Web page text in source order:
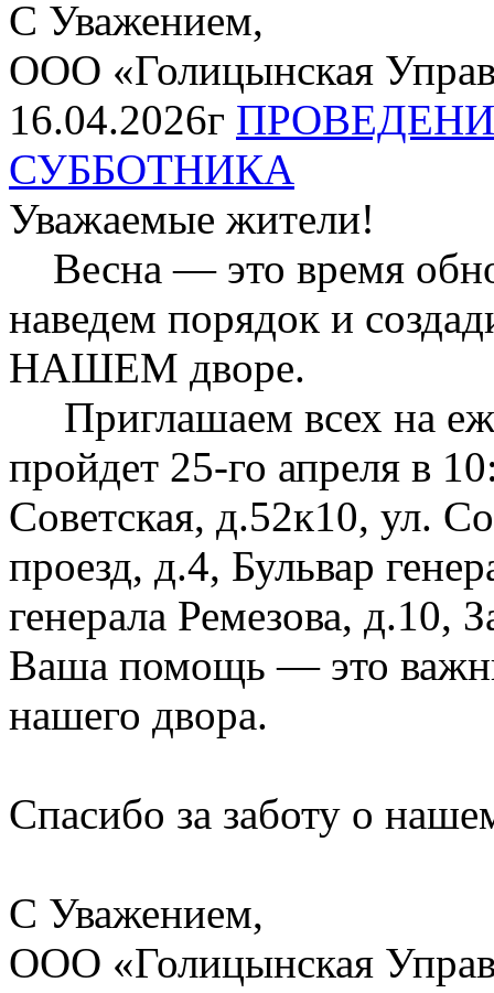
С Уважением,
ООО «Голицынская
16.04.2026г
СУББОТНИКА
Уважаемые жители!
Весна — это время
наведем порядок и
НАШЕМ дворе.
Приглашаем всех на
пройдет 25-го апреля в
Советская, д.52к10, ул.
проезд, д.4, Бульвар
генерала Ремезова, д.10,
Ваша помощь — это
нашего двора.
Спасибо за заботу о
С Уважением,
ООО «Голицынская